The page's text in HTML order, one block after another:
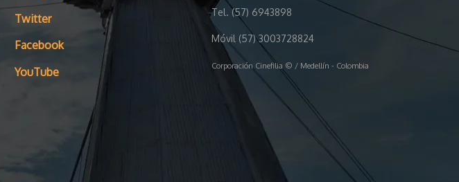
Twitter
Facebook
YouTube
Tel. (57) 6943898
Móvil (57) 3003728824
Corporación Cinefilia © / Medellín - Colombia